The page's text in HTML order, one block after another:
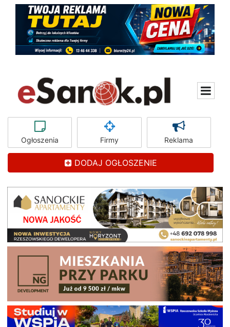
Ogłoszenia Firmy Reklama
DODAJ OGŁOSZENIE